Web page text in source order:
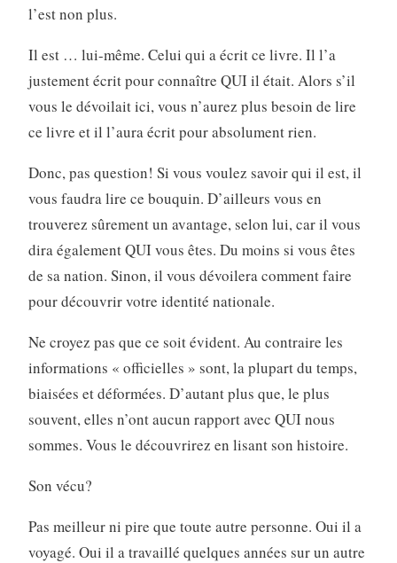
l’est non plus.
Il est … lui-même. Celui qui a écrit ce livre. Il l’a
justement écrit pour connaître QUI il était. Alors s’il
vous le dévoilait ici, vous n’aurez plus besoin de lire
ce livre et il l’aura écrit pour absolument rien.
Donc, pas question! Si vous voulez savoir qui il est, il
vous faudra lire ce bouquin. D’ailleurs vous en
trouverez sûrement un avantage, selon lui, car il vous
dira également QUI vous êtes. Du moins si vous êtes
de sa nation. Sinon, il vous dévoilera comment faire
pour découvrir votre identité nationale.
Ne croyez pas que ce soit évident. Au contraire les
informations « officielles » sont, la plupart du temps,
biaisées et déformées. D’autant plus que, le plus
souvent, elles n’ont aucun rapport avec QUI nous
sommes. Vous le découvrirez en lisant son histoire.
Son vécu?
Pas meilleur ni pire que toute autre personne. Oui il a
voyagé. Oui il a travaillé quelques années sur un autre